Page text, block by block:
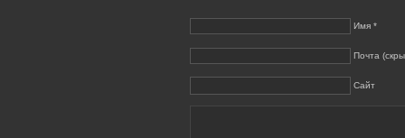
Имя *
Почта
Сайт